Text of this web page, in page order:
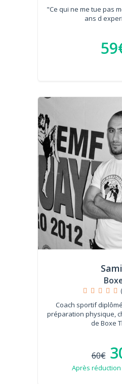
"Ce qui ne me tue pas
ans d
Coach sportif
préparation physique,
de Boxe
60€
Après